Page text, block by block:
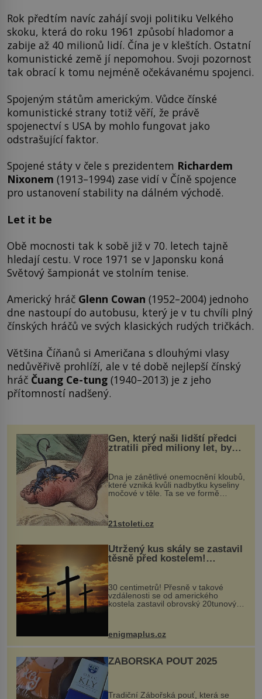
Rok předtím navíc zahájí svoji politiku Velkého
skoku, která do roku 1961 způsobí hladomor a
zabije až 40 milionů lidí. Čína je v kleštích. Ostatní
komunistické země jí nepomohou. Svoji pozornost
tak obrací k tomu nejméně očekávanému spojenci.
Spojeným státům americkým. Vůdce čínské
komunistické strany totiž věří, že právě
spojenectví s USA by mohlo fungovat jako
odstrašující faktor.
Spojené státy v čele s prezidentem Richardem
Nixonem (1913–1994) zase vidí v Číně spojence
pro ustanovení stability na dálném východě.
Let it be
Obě mocnosti tak k sobě již v 70. letech tajně
hledají cestu. V roce 1971 se v Japonsku koná
Světový šampionát ve stolním tenise.
Americký hráč Glenn Cowan (1952–2004) jednoho
dne nastoupí do autobusu, který je v tu chvíli plný
čínských hráčů ve svých klasických rudých tričkách.
Většina Číňanů si Američana s dlouhými vlasy
nedůvěřivě prohlíží, ale v té době nejlepší čínský
hráč Čuang Ce-tung (1940–2013) je z jeho
přítomností nadšený.
Gen, který naši lidští předci
ztratili před miliony let, by
mohl pomoci s léčbou
„nemoci králů“
Dna je zánětlivé onemocnění kloubů,
které vzniká kvůli nadbytku kyseliny
močové v těle. Ta se ve formě
nohou, a způsobuje bole...
21stoleti.cz
Utržený kus skály se zastavil
těsně před kostelem!
Ochránila ho boží síla?
30 centimetrů! Přesně v takové
vzdálenosti se od amerického
kostela zastavil obrovský 20tunový
...
enigmaplus.cz
ZÁBOŘSKÁ POUŤ 2025
Tradiční Zábořská pouť, která se